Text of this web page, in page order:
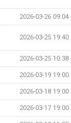
2026-03-26 09:04
2026-03-25 19:40
2026-03-25 10:38
2026-03-19 19:00
2026-03-18 19:00
2026-03-17 19:00